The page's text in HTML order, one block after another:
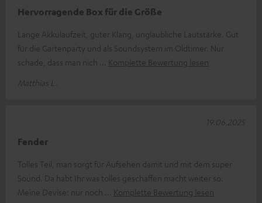
Hervorragende Box für die Größe
Lange Akkulaufzeit, guter Klang, unglaubliche Lautstärke. Gut
für die Gartenparty und als Soundsystem im Oldtimer. Nur
schade, dass man nich
Komplette Bewertung lesen
Matthias L.
Fender
Tolles Teil, man sorgt für Aufsehen damit und mit dem super
Sound. Da habt Ihr was tolles geschaffen macht weiter so.
Meine Devise: nur noch
Komplette Bewertung lesen
19.06.2025